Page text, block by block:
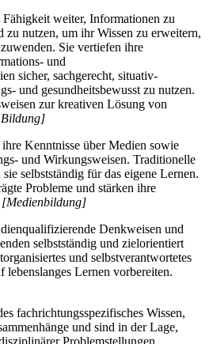
weiter, Informationen zu
zu nutzen, um ihr Wissen zu erweitern,
Sie vertiefen ihre
und
sicher, sachgerecht, situativ-
und gesundheitsbewusst zu nutzen.
zur kreativen Lösung von
Kenntnisse über Medien sowie
und Wirkungsweisen. Traditionelle
selbstständig für das eigene Lernen.
Probleme und stärken ihre
[Medienbildung]
Denkweisen und
selbstständig und zielorientiert
und selbstverantwortetes
lebenslanges Lernen vorbereiten.
fachrichtungsspezifisches Wissen,
und sind in der Lage,